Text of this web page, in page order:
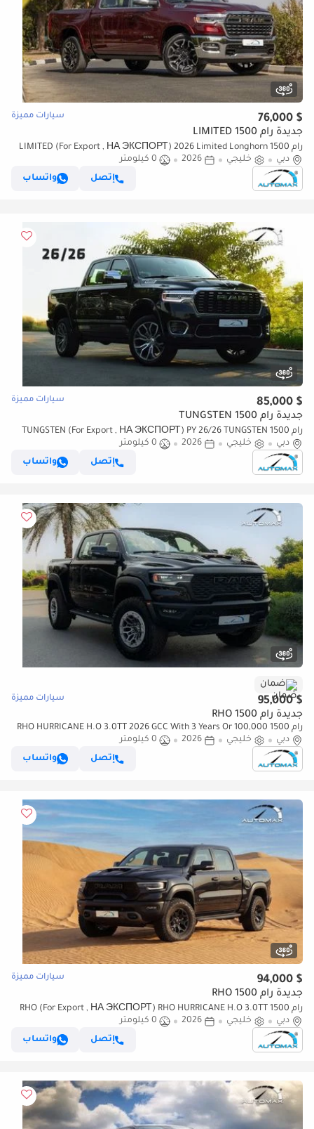
$ 76,000 سيارات مميزة
جديدة رام 1500 LIMITED
رام 1500 LIMITED (For Export , НА ЭКСПОРТ) 2026 Limited Longhorn
Crew Cab Hurricane H.O 3.0TT GCC
دبي خليجي 2026
0 كيلومتر
إتصل
واتساب
$ 85,000 سيارات مميزة
جديدة رام 1500 TUNGSTEN
رام 1500 TUNGSTEN (For Export , НА ЭКСПОРТ) PY 26/26 TUNGSTEN
SST H.O 3.0TT GCC Без пробега
دبي خليجي 2026
0 كيلومتر
إتصل
واتساب
ضمان
$ 95,000 سيارات مميزة
جديدة رام 1500 RHO
رام 1500 RHO HURRICANE H.O 3.0TT 2026 GCC With 3 Years Or 100,000
Warranty
دبي خليجي 2026
0 كيلومتر
إتصل
واتساب
$ 94,000 سيارات مميزة
جديدة رام 1500 RHO
رام 1500 RHO (For Export , НА ЭКСПОРТ) RHO HURRICANE H.O 3.0TT
2026 GCC Без пробега
دبي خليجي 2026
0 كيلومتر
إتصل
واتساب